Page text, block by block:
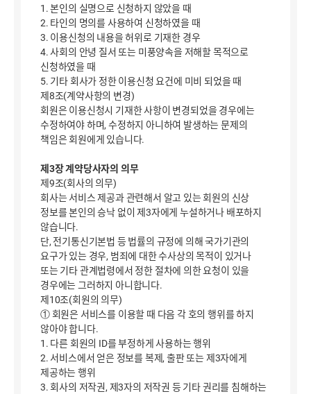
1. 본인의 실명으로 신청하지 않았을 때
2. 타인의 명의를 사용하여 신청하였을 때
3. 이용신청의 내용을 허위로 기재한 경우
4. 사회의 안녕 질서 또는 미풍양속을 저해할 목적으로
신청하였을 때
5. 기타 회사가 정한 이용신청 요건에 미비 되었을 때
제8조(계약사항의 변경)
회원은 이용신청시 기재한 사항이 변경되었을 경우에는
수정하여야 하며, 수정하지 아니하여 발생하는 문제의
책임은 회원에게 있습니다.
제3장 계약당사자의 의무
제9조(회사의 의무)
회사는 서비스 제공과 관련해서 알고 있는 회원의 신상
정보를 본인의 승낙 없이 제3자에게 누설하거나 배포하지
않습니다.
단, 전기통신기본법 등 법률의 규정에 의해 국가기관의
요구가 있는 경우, 범죄에 대한 수사상의 목적이 있거나
또는 기타 관계법령에서 정한 절차에 의한 요청이 있을
경우에는 그러하지 아니합니다.
제10조(회원의 의무)
① 회원은 서비스를 이용할 때 다음 각 호의 행위를 하지
않아야 합니다.
1. 다른 회원의 ID를 부정하게 사용하는 행위
2. 서비스에서 얻은 정보를 복제, 출판 또는 제3자에게
제공하는 행위
3. 회사의 저작권, 제3자의 저작권 등 기타 권리를 침해하는